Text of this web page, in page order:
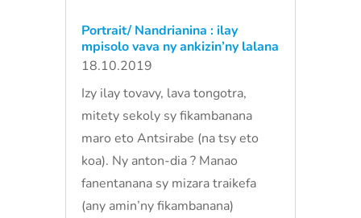
Portrait/ Nandrianina : ilay
mpisolo vava ny ankizin’ny lalana
18.10.2019
Izy ilay tovavy, lava tongotra,
mitety sekoly sy fikambanana
maro eto Antsirabe (na tsy eto
koa). Ny anton-dia ? Manao
fanentanana sy mizara traikefa
(any amin’ny fikambanana)